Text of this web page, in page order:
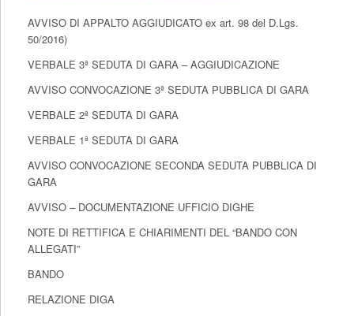
AVVISO DI APPALTO AGGIUDICATO ex art. 98 del D.Lgs.
50/2016)
VERBALE 3ª SEDUTA DI GARA – AGGIUDICAZIONE
AVVISO CONVOCAZIONE 3ª SEDUTA PUBBLICA DI GARA
VERBALE 2ª SEDUTA DI GARA
VERBALE 1ª SEDUTA DI GARA
AVVISO CONVOCAZIONE SECONDA SEDUTA PUBBLICA DI
GARA
AVVISO – DOCUMENTAZIONE UFFICIO DIGHE
NOTE DI RETTIFICA E CHIARIMENTI DEL “BANDO CON
ALLEGATI”
BANDO
RELAZIONE DIGA